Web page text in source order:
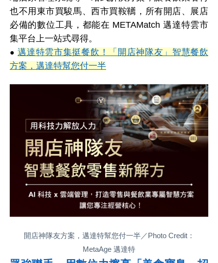
也不用東市買駿馬、西市買鞍韉，所有開店、展店
必備的數位工具，都能在 METAMatch 邁達特雲市
集平台上一站式尋得。
● 邁達特雲市集挺餐飲！「開店神隊友」智慧餐飲
方案，邁達特幫您付一半
開店神隊友方案，邁達特幫您付一半／Photo Credit：
MetaAge 邁達特